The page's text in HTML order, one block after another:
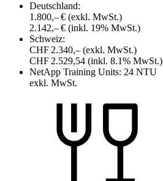
Deutschland:
1.800,– € (exkl. MwSt.)
2.142,– € (inkl. 19% MwSt.)
Schweiz:
CHF 2.340,– (exkl. MwSt.)
CHF 2.529,54 (inkl. 8.1% MwSt.)
NetApp Training Units: 24 NTU
exkl. MwSt.